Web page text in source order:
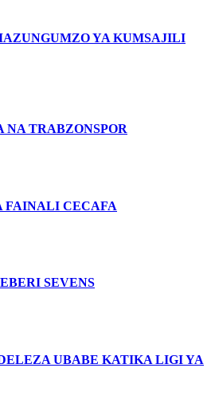
YA KUMSAJILI
NA TRABZONSPOR
FAINALI CECAFA
SEVENS
UBABE KATIKA LIGI YA